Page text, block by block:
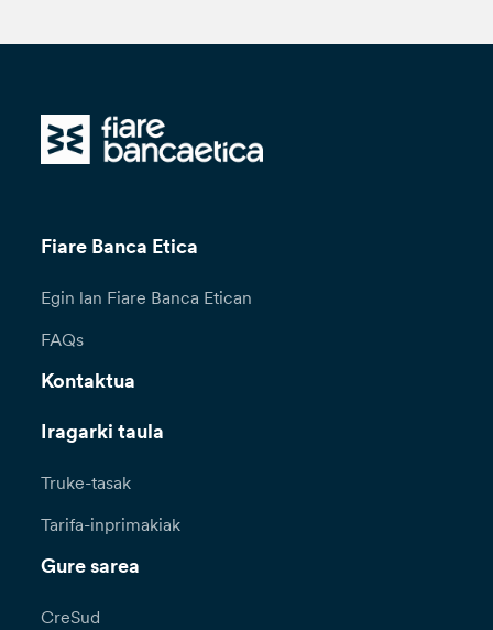
Fiare Banca Etica
Egin lan Fiare Banca Etican
FAQs
Kontaktua
Iragarki taula
Truke-tasak
Tarifa-inprimakiak
Gure sarea
CreSud